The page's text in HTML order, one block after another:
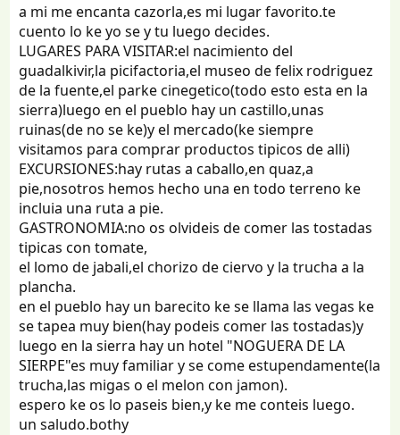
a mi me encanta cazorla,es mi lugar favorito.te
cuento lo ke yo se y tu luego decides.
LUGARES PARA VISITAR:el nacimiento del
guadalkivir,la picifactoria,el museo de felix rodriguez
de la fuente,el parke cinegetico(todo esto esta en la
sierra)luego en el pueblo hay un castillo,unas
ruinas(de no se ke)y el mercado(ke siempre
visitamos para comprar productos tipicos de alli)
EXCURSIONES:hay rutas a caballo,en quaz,a
pie,nosotros hemos hecho una en todo terreno ke
incluia una ruta a pie.
GASTRONOMIA:no os olvideis de comer las tostadas
tipicas con tomate,
el lomo de jabali,el chorizo de ciervo y la trucha a la
plancha.
en el pueblo hay un barecito ke se llama las vegas ke
se tapea muy bien(hay podeis comer las tostadas)y
luego en la sierra hay un hotel "NOGUERA DE LA
SIERPE"es muy familiar y se come estupendamente(la
trucha,las migas o el melon con jamon).
espero ke os lo paseis bien,y ke me conteis luego.
un saludo.bothy